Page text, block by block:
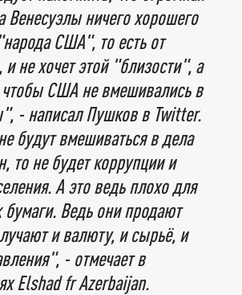
Венесуэлы ничего хорошего
США", то есть от
и не хочет этой "близости", а
США не вмешивались в
- написал Пушков в Twitter.
будут вмешиваться в дела
то не будет коррупции и
А это ведь плохо для
бумаги. Ведь они продают
и валюту, и сырьё, и
- отмечает в
Elshad fr Azerbaijan.